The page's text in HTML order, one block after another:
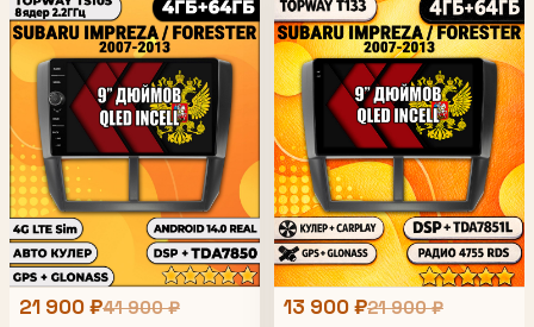
21 900 ₽41 900 ₽ 13 900 ₽21 900 ₽